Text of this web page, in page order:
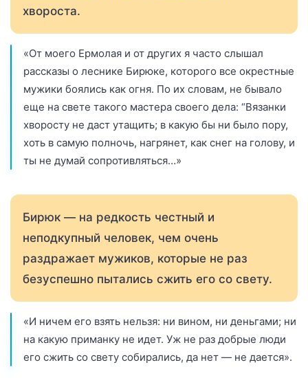
хвороста.
«От моего Ермолая и от других я часто слышал
рассказы о леснике Бирюке, которого все окрестные
мужики боялись как огня. По их словам, не бывало
еще на свете такого мастера своего дела: “Вязанки
хворосту не даст утащить; в какую бы ни было пору,
хоть в самую полночь, нагрянет, как снег на голову, и
ты не думай сопротивляться…»
Бирюк — на редкость честный и
неподкупный человек, чем очень
раздражает мужиков, которые не раз
безуспешно пытались сжить его со свету.
«И ничем его взять нельзя: ни вином, ни деньгами; ни
на какую приманку не идет. Уж не раз добрые люди
его сжить со свету собирались, да нет — не дается».